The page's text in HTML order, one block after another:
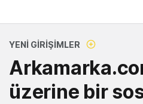
YENI GIRIŞIMLER
üzerine bir